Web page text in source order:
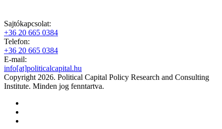
Sajtókapcsolat:
+36 20 665 0384
Telefon:
+36 20 665 0384
E-mail:
info[at]politicalcapital.hu
Copyright 2026. Political Capital Policy Research and Consulting
Institute. Minden jog fenntartva.